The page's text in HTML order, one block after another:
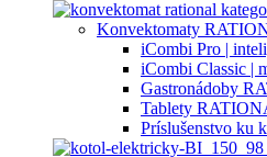
Konvektomaty
iCombi Pro |
iCombi Classic |
Gastronádoby
Tablety
Príslušenstvo ku